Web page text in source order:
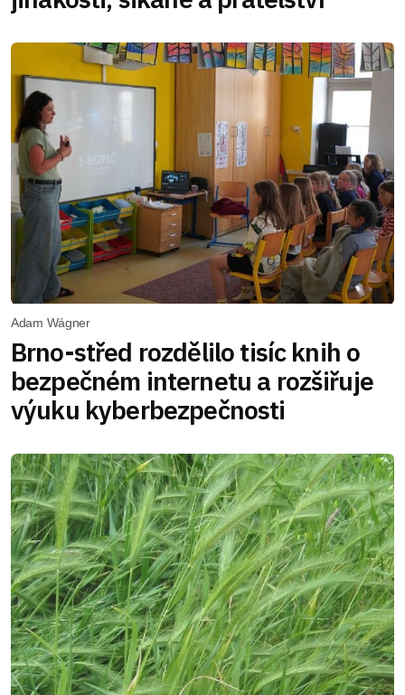
Adam Wágner
Brno-střed rozdělilo tisíc knih o
bezpečném internetu a rozšiřuje
výuku kyberbezpečnosti